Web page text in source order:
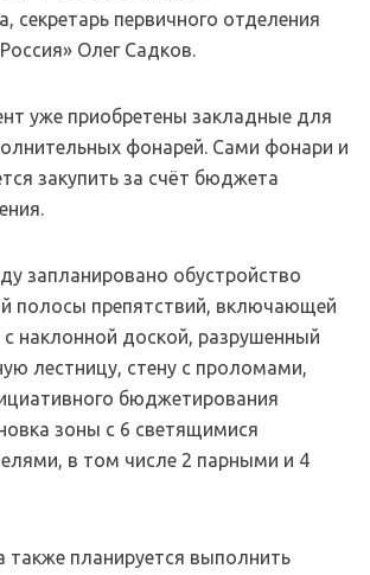
секретарь первичного отделения
Олег Садков.
уже приобретены закладные для
фонарей. Сами фонари и
закупить за счёт бюджета
запланировано обустройство
полосы препятствий, включающей
с наклонной доской, разрушенный
лестницу, стену с проломами,
бюджетирования
зоны с 6 светящимися
в том числе 2 парными и 4
также планируется выполнить